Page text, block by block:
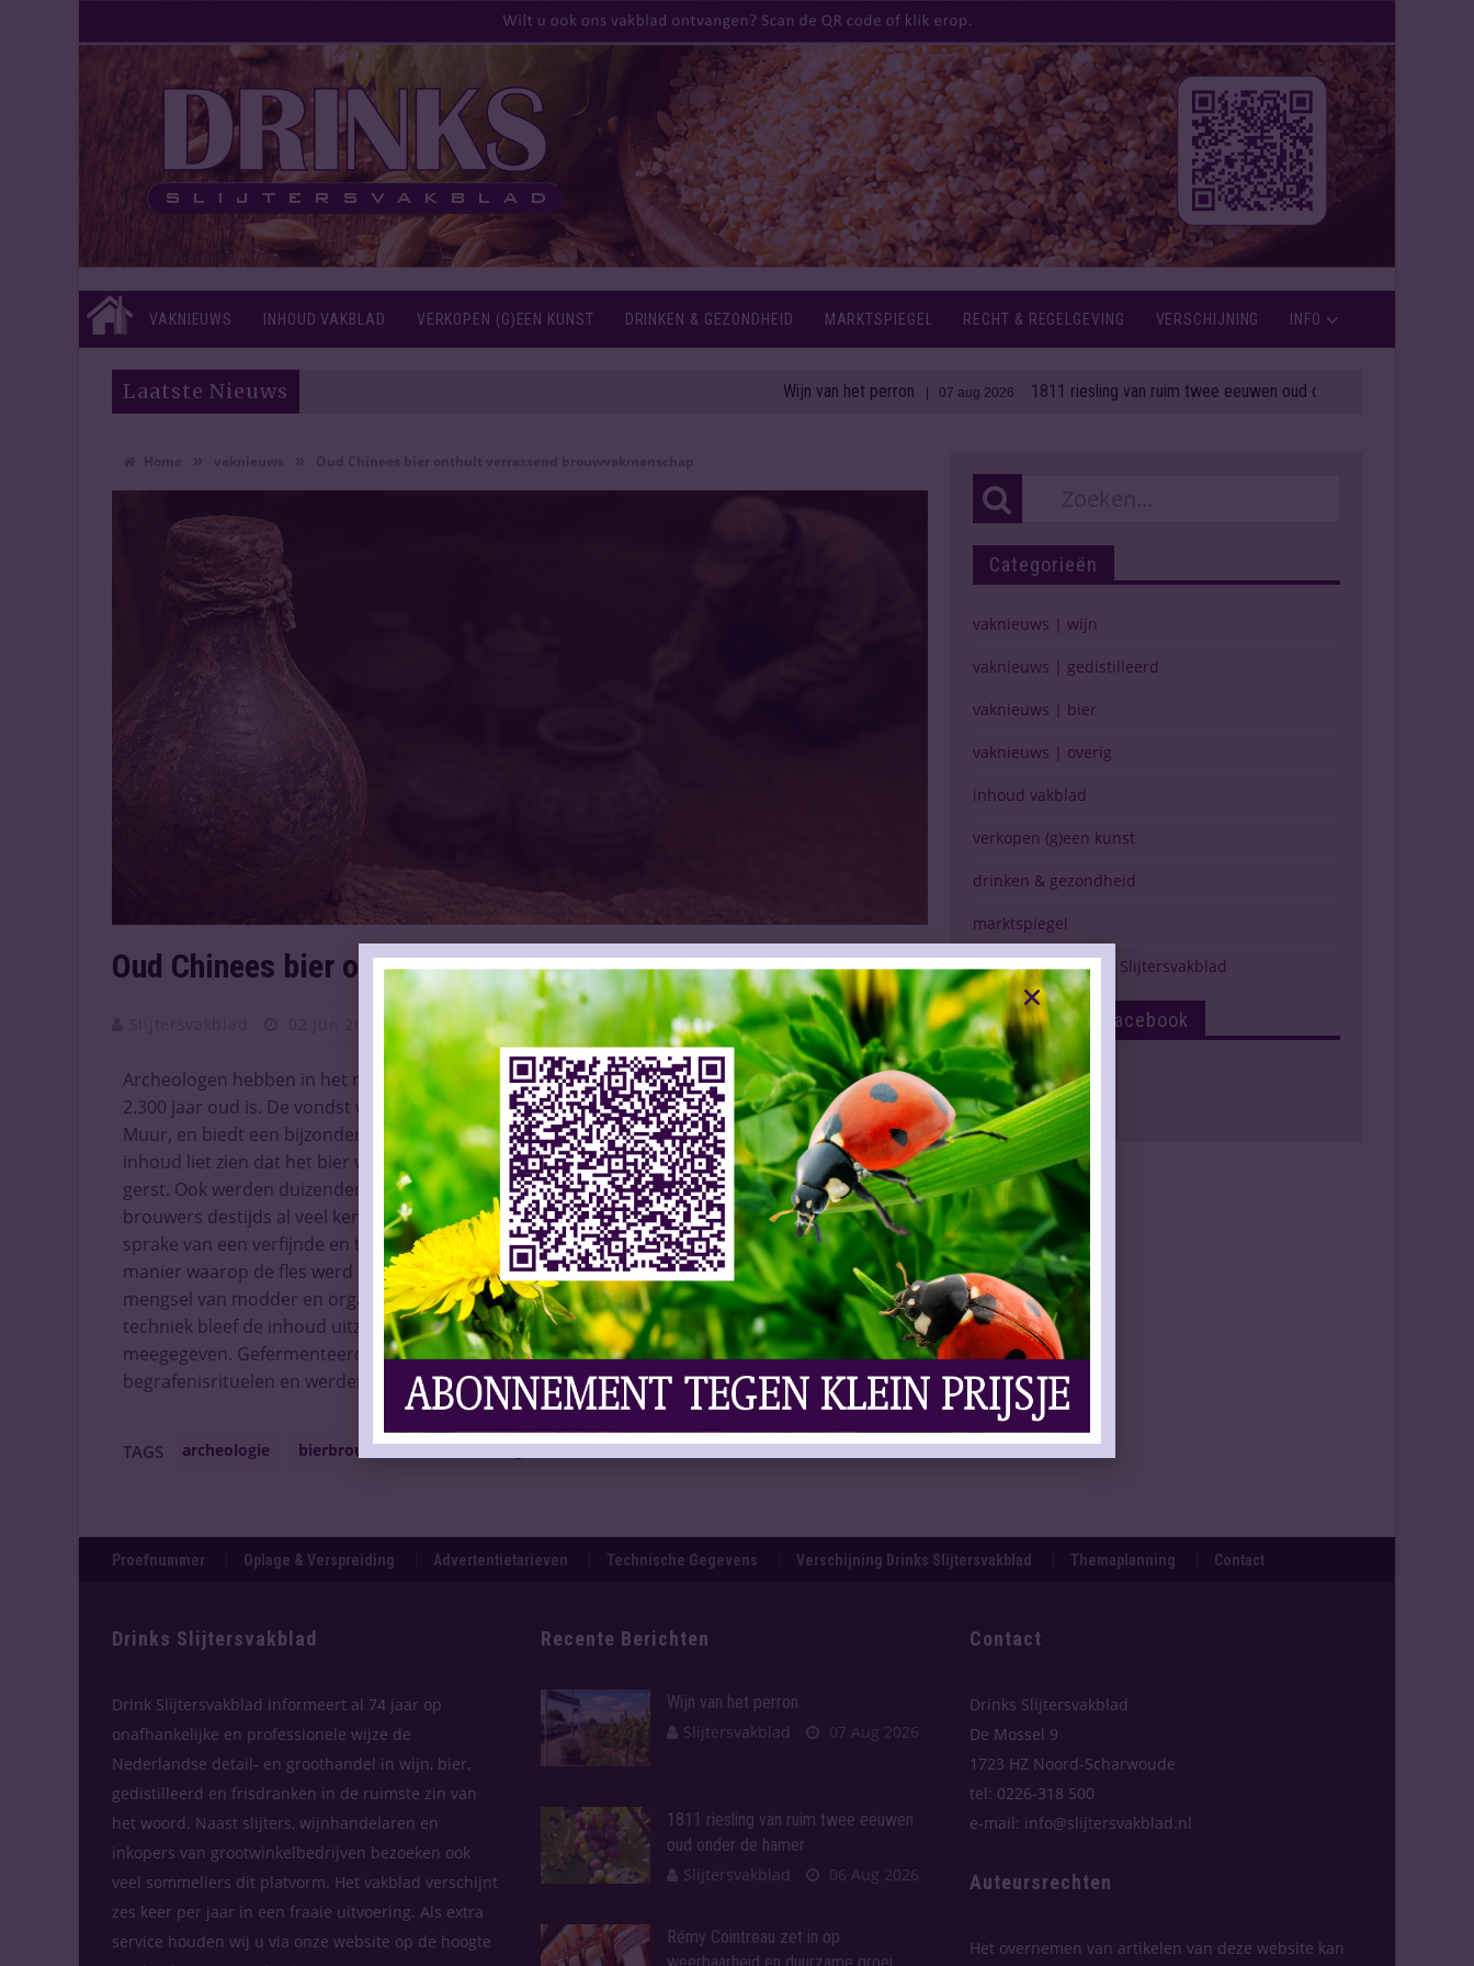
VAKNIEUWS INHOUD VAKBLAD VERKOPEN (G)EEN KUNST DRINKEN & GEZONDHEID MARKTSPIEGEL RECHT & REGELGEVING VERSCHIJNING INFO
Laatste Nieuws Wijn van het perron| 07 aug 2026 1811 riesling van ruim twee eeuwen oud onder de hamer
Oud Chinees bier onthult verrassend brouwvakmanschap
02 Jun 2026 Vaknieuws,Vaknieuws | Bier Reacties Uitgeschakeld
Archeologen hebben in het noordwesten van China een fles bier opgegraven die naar schatting
2.300 jaar oud is. De vondst werd gedaan in een graf uit de Zhou-dynastie, vlak bij de Chinese
Muur, en biedt een bijzondere inkijk in de brouwkunst van het oude China. Analyse van de
inhoud liet zien dat het bier werd gemaakt van verschillende granen, waaronder gierst, tarwe en
gerst. Ook werden duizenden gistcellen en complexe suikers aangetroffen, wat erop wijst dat de
brouwers destijds al veel kennis hadden van fermentatieprocessen. Volgens onderzoekers was
sprake van een verfijnde en technisch geavanceerde productiemethode. Opvallend is ook de
manier waarop de fles werd afgesloten. Eerst werd een laag stof aangebracht, waarna een
mengsel van modder en organisch materiaal voor een extra afdichting zorgde. Dankzij deze
techniek bleef de inhoud uitzonderlijk goed bewaard. De fles werd vermoedelijk als grafgift
meegegeven. Gefermenteerde dranken speelden in het oude China een belangrijke rol bij
begrafenisrituelen en werden gezien als een eerbetoon aan de overledene.
TAGS archeologie bierbrouwen fermentatiegeschiedenis oud China
Categorieën
vaknieuws | wijn
vaknieuws | gedistilleerd
vaknieuws | bier
vaknieuws | overig
inhoud vakblad
verkopen (g)een kunst
drinken & gezondheid
marktspiegel
Verschijning Drinks Slijtersvakblad
Volg Ons Op Facebook
Proefnummer Oplage & Verspreiding Advertentietarieven Technische Gegevens Verschijning Drinks Slijtersvakblad Themaplanning Contact
Drinks Slijtersvakblad
Drink Slijtersvakblad informeert al 74 jaar op
onafhankelijke en professionele wijze de
Nederlandse detail- en groothandel in wijn, bier,
gedistilleerd en frisdranken in de ruimste zin van
het woord. Naast slijters, wijnhandelaren en
inkopers van grootwinkelbedrijven bezoeken ook
veel sommeliers dit platvorm. Het vakblad verschijnt
zes keer per jaar in een fraaie uitvoering. Als extra
service houden wij u via onze website op de hoogte
Recente Berichten
Wijn van het perron
Slijtersvakblad
07 Aug 2026
1811 riesling van ruim twee eeuwen
oud onder de hamer
Slijtersvakblad
06 Aug 2026
Rémy Cointreau zet in op
Contact
Drinks Slijtersvakblad
De Mossel 9
1723 HZ Noord-Scharwoude
tel: 0226-318 500
e-mail: info@slijtersvakblad.nl
Auteursrechten
Het overnemen van artikelen van deze website kan